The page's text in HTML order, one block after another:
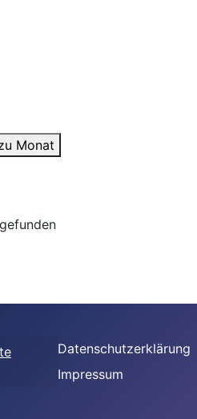
Monat
Datenschutzerklärung
Impressum